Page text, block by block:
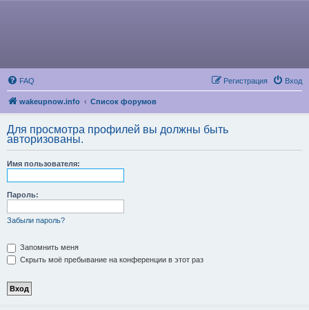
FAQ Вход
Регистрация
wakeupnow.info Список форумов
Для просмотра профилей вы должны быть
авторизованы.
Имя пользователя:
Пароль:
Забыли пароль?
Запомнить меня
Скрыть моё пребывание на конференции в этот раз